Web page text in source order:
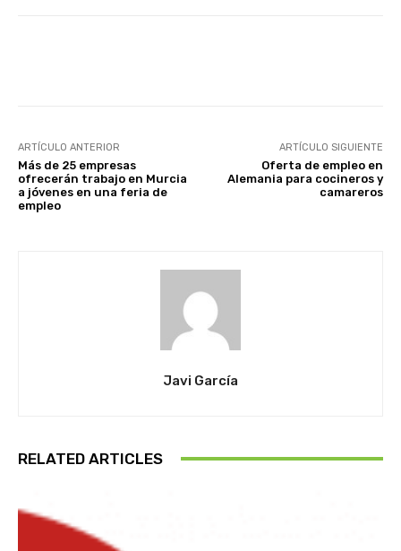
ARTÍCULO ANTERIOR
Más de 25 empresas
ofrecerán trabajo en Murcia
a jóvenes en una feria de
empleo
ARTÍCULO SIGUIENTE
Oferta de empleo en
Alemania para cocineros y
camareros
Javi García
RELATED ARTICLES